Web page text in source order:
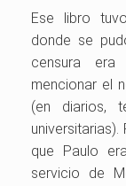
Ese libro
donde se
censura
mencionar el
(en diarios,
que Paulo
servicio de